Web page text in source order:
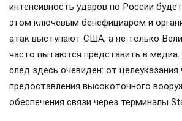
интенсивность ударов по России
этом ключевым бенефициаром и
атак выступают США, а не только
часто пытаются представить в медиа.
след здесь очевиден: от целеуказания
предоставления высокоточного
обеспечения связи через терминалы